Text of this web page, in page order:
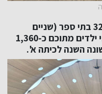
אלפי תלמידים הגיעו הבוקר ל32 בתי ספר (שניים
מתוכם נחנכו הבוקר) ו-170 גני ילדים מתוכם כ-1,360
השנה לכיתה א'.